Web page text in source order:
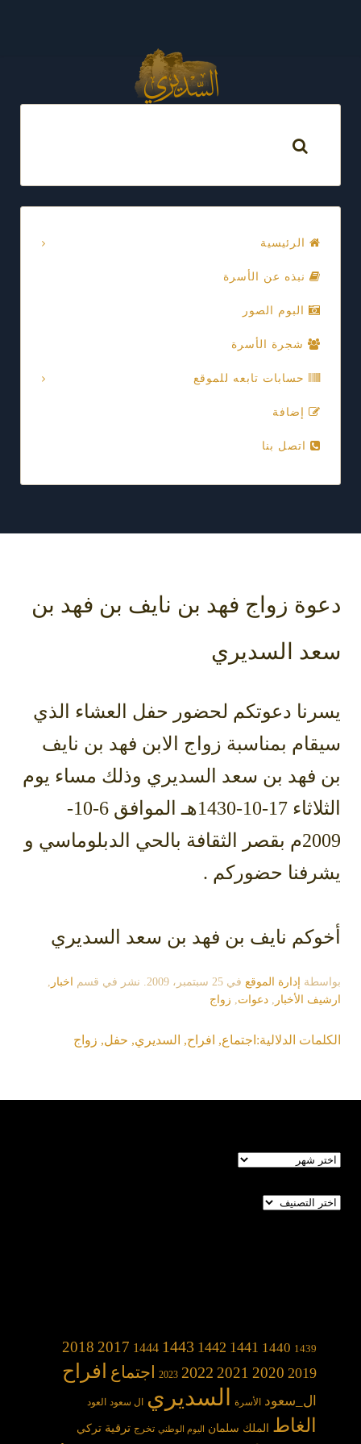
الرئيسية
نبذه عن الأسرة
البوم الصور
شجرة الأسرة
حسابات تابعه للموقع
إضافة
اتصل بنا
دعوة زواج فهد بن نايف بن فهد بن
سعد السديري
يسرنا دعوتكم لحضور حفل العشاء الذي
سيقام بمناسبة زواج الابن فهد بن نايف
بن فهد بن سعد السديري وذلك مساء يوم
الثلاثاء 17-10-1430هـ الموافق 6-10-
2009م بقصر الثقافة بالحي الدبلوماسي و
يشرفنا حضوركم .
أخوكم نايف بن فهد بن سعد السديري
بواسطة إدارة الموقع في 25 سبتمبر، 2009 . نشر في قسم اخبار ,
ارشيف الأخبار , دعوات, زواج
الكلمات الدلالية: اجتماع, افراح, السديري, حفل, زواج
الأرشيف
تصنيفات
1439
1440
1441
1442
1443
1444
2017
2018
2019
2020
2021
2022
2023 اجتماع افراح
ال_سعود الأسرة السديري ال سعود العود
الغاط الملك سلمان اليوم الوطني تخرج ترقية تركي